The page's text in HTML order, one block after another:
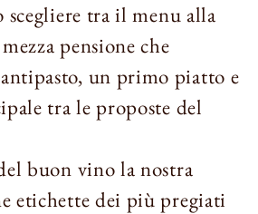
scegliere tra il menu alla
pensione che
un primo piatto e
tra le proposte del
buon vino la nostra
etichette dei più pregiati